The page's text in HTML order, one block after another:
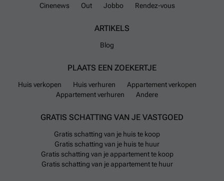
Cinenews
Out Jobbo Rendez-vous
ARTIKELS
Blog
PLAATS EEN ZOEKERTJE
Huis verkopen Huis verhuren
Appartement verkopen
Appartement verhuren
Andere
GRATIS SCHATTING VAN JE VASTGOED
Gratis schatting van je huis te koop
Gratis schatting van je huis te huur
Gratis schatting van je appartement te koop
Gratis schatting van je appartement te huur